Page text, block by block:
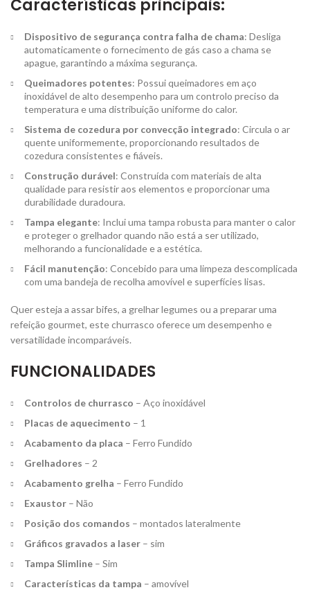
Características principais:
Dispositivo de segurança contra falha de chama: Desliga
automaticamente o fornecimento de gás caso a chama se
apague, garantindo a máxima segurança.
Queimadores potentes: Possui queimadores em aço
inoxidável de alto desempenho para um controlo preciso da
temperatura e uma distribuição uniforme do calor.
Sistema de cozedura por convecção integrado: Circula o ar
quente uniformemente, proporcionando resultados de
cozedura consistentes e fiáveis.
Construção durável: Construída com materiais de alta
qualidade para resistir aos elementos e proporcionar uma
durabilidade duradoura.
Tampa elegante: Inclui uma tampa robusta para manter o calor
e proteger o grelhador quando não está a ser utilizado,
melhorando a funcionalidade e a estética.
Fácil manutenção: Concebido para uma limpeza descomplicada
com uma bandeja de recolha amovível e superfícies lisas.
Quer esteja a assar bifes, a grelhar legumes ou a preparar uma
refeição gourmet, este churrasco oferece um desempenho e
versatilidade incomparáveis.
FUNCIONALIDADES
Controlos de churrasco – Aço inoxidável
Placas de aquecimento – 1
Acabamento da placa – Ferro Fundido
Grelhadores – 2
Acabamento grelha – Ferro Fundido
Exaustor – Não
Posição dos comandos – montados lateralmente
Gráficos gravados a laser – sim
Tampa Slimline – Sim
Características da tampa – amovível